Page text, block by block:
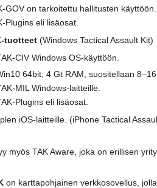
GOV on tarkoitettu hallitusten käyttöön.
Plugins eli lisäosat.
tuotteet (Windows Tactical Assault Kit)
CIV Windows OS-käyttöön.
64bit; 4 Gt RAM, suositellaan
MIL Windows-laitteille.
Plugins eli lisäosat.
iOS-laitteille. (iPhone Tactical
myös TAK Aware, joka on erillisen
on karttapohjainen verkkosovellus,